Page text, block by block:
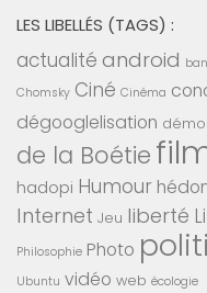
LES LIBELLÉS (TAGS) :
actualité android
Chomsky Ciné Cinéma
dégooglelisation
de la Boétie
hadopi Humour
Internet Jeu liberté
Philosophie Photo
Ubuntu vidéo web écologie